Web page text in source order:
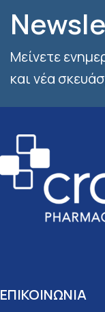
Μείνετε
και νέα
ΕΠΙΚΟΙΝΩΝΙΑ